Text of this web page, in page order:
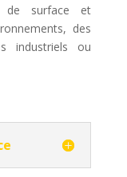
de surface et
des
industriels ou